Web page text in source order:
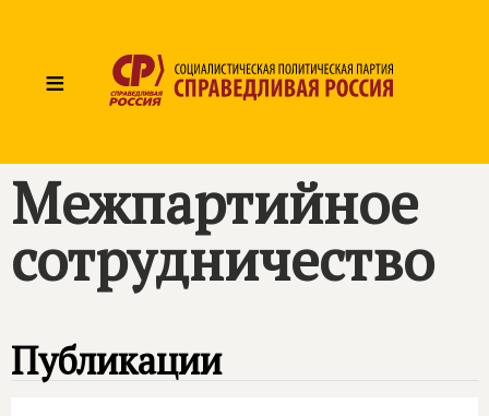
≡
Межпартийное
сотрудничество
Публикации